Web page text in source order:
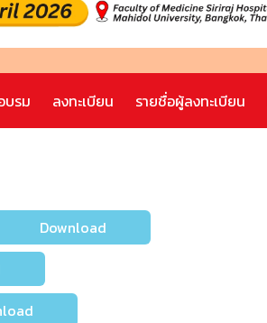
บรม ลงทะเบียน รายชื่อผู้ลงทะเบียน
Download